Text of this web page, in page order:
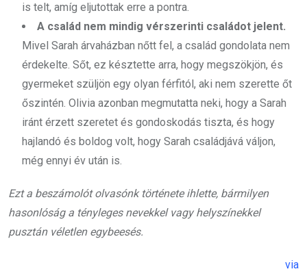
is telt, amíg eljutottak erre a pontra.
A család nem mindig vérszerinti családot jelent.
Mivel Sarah árvaházban nőtt fel, a család gondolata nem
érdekelte. Sőt, ez késztette arra, hogy megszökjön, és
gyermeket szüljön egy olyan férfitól, aki nem szerette őt
őszintén. Olivia azonban megmutatta neki, hogy a Sarah
iránt érzett szeretet és gondoskodás tiszta, és hogy
hajlandó és boldog volt, hogy Sarah családjává váljon,
még ennyi év után is.
Ezt a beszámolót olvasónk története ihlette, bármilyen
hasonlóság a tényleges nevekkel vagy helyszínekkel
pusztán véletlen egybeesés.
via